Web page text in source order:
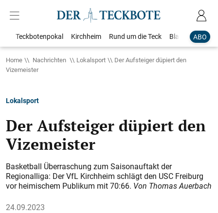
ABO
Teckbotenpokal Kirchheim Rund um die Teck Blaulicht
Home Nachrichten Lokalsport
Der Aufsteiger düpiert den
Vizemeister
Lokalsport
Der Aufsteiger düpiert den
Vizemeister
Basketball Überraschung zum Saisonauftakt der
Regionalliga: Der VfL Kirchheim schlägt den USC Freiburg
vor heimischem Publikum mit 70:66. Von Thomas Auerbach
24.09.2023